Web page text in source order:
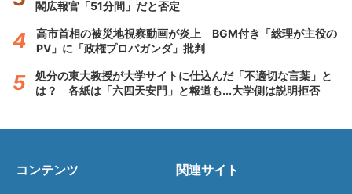
閣広報官「51分間」だと否定
高市首相の被災地視察動画が炎上 BGM付き「総理が主役の
PV」に「政権プロパガンダ」批判
処分の東大教授が大学サイトに仕込んだ「不適切な言葉」と
は？ 各紙は「六四天安門」と報道も...大学側は説明拒否
コンテンツ 関連サイト